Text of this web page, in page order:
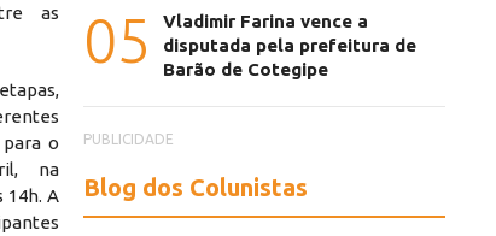
as
o
na
14h. A
05
Vladimir Farina vence a
disputada pela prefeitura de
Barão de Cotegipe
PUBLICIDADE
Blog dos Colunistas